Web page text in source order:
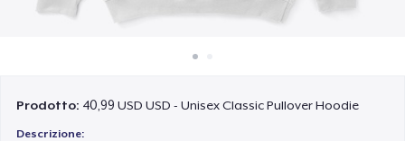
Prodotto: 40,99 USD USD - Unisex Classic Pullover Hoodie
Descrizione: